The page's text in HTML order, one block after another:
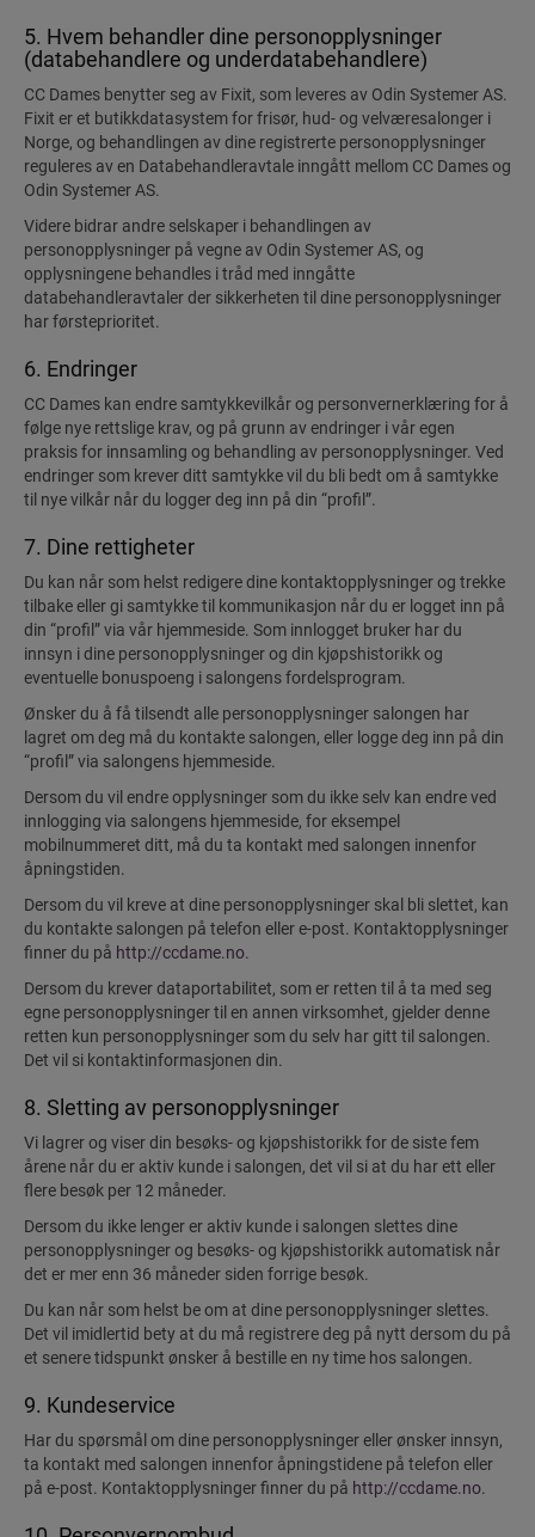
5. Hvem behandler dine personopplysninger
(databehandlere og underdatabehandlere)
CC Dames benytter seg av Fixit, som leveres av Odin Systemer AS.
Fixit er et butikkdatasystem for frisør, hud- og velværesalonger i
Norge, og behandlingen av dine registrerte personopplysninger
reguleres av en Databehandleravtale inngått mellom CC Dames og
Odin Systemer AS.
Videre bidrar andre selskaper i behandlingen av
personopplysninger på vegne av Odin Systemer AS, og
opplysningene behandles i tråd med inngåtte
databehandleravtaler der sikkerheten til dine personopplysninger
har førsteprioritet.
6. Endringer
CC Dames kan endre samtykkevilkår og personvernerklæring for å
følge nye rettslige krav, og på grunn av endringer i vår egen
praksis for innsamling og behandling av personopplysninger. Ved
endringer som krever ditt samtykke vil du bli bedt om å samtykke
til nye vilkår når du logger deg inn på din “profil”.
7. Dine rettigheter
Du kan når som helst redigere dine kontaktopplysninger og trekke
tilbake eller gi samtykke til kommunikasjon når du er logget inn på
din “profil” via vår hjemmeside. Som innlogget bruker har du
innsyn i dine personopplysninger og din kjøpshistorikk og
eventuelle bonuspoeng i salongens fordelsprogram.
Ønsker du å få tilsendt alle personopplysninger salongen har
lagret om deg må du kontakte salongen, eller logge deg inn på din
“profil” via salongens hjemmeside.
Dersom du vil endre opplysninger som du ikke selv kan endre ved
innlogging via salongens hjemmeside, for eksempel
mobilnummeret ditt, må du ta kontakt med salongen innenfor
åpningstiden.
Dersom du vil kreve at dine personopplysninger skal bli slettet, kan
du kontakte salongen på telefon eller e-post. Kontaktopplysninger
finner du på http://ccdame.no.
Dersom du krever dataportabilitet, som er retten til å ta med seg
egne personopplysninger til en annen virksomhet, gjelder denne
retten kun personopplysninger som du selv har gitt til salongen.
Det vil si kontaktinformasjonen din.
8. Sletting av personopplysninger
Vi lagrer og viser din besøks- og kjøpshistorikk for de siste fem
årene når du er aktiv kunde i salongen, det vil si at du har ett eller
flere besøk per 12 måneder.
Dersom du ikke lenger er aktiv kunde i salongen slettes dine
personopplysninger og besøks- og kjøpshistorikk automatisk når
det er mer enn 36 måneder siden forrige besøk.
Du kan når som helst be om at dine personopplysninger slettes.
Det vil imidlertid bety at du må registrere deg på nytt dersom du på
et senere tidspunkt ønsker å bestille en ny time hos salongen.
9. Kundeservice
Har du spørsmål om dine personopplysninger eller ønsker innsyn,
ta kontakt med salongen innenfor åpningstidene på telefon eller
på e-post. Kontaktopplysninger finner du på http://ccdame.no.